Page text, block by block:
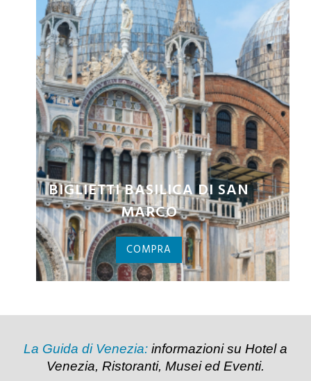
VENICE PASS: LA GUIDA
COMPLETA A VENEZIA